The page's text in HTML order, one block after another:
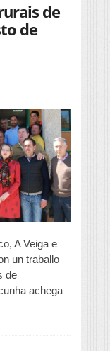
de
de
A Veiga e
un traballo
de
achega